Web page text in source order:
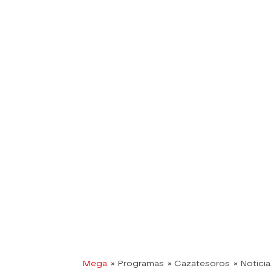
Mega » Programas » Cazatesoros »